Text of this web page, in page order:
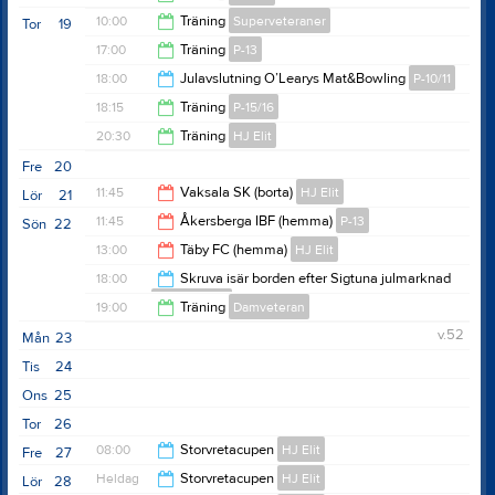
20:00
21:30
19
Tor 10:00 Träning Superveteraner
11:30
17:00 Träning P-13
18:00
18:00 Julavslutning O’Learys Mat&Bowling P-10/11
20:30
18:15 Träning P-15/16
20:30 Träning HJ Elit
22:00
20
Fre
21
Lör 11:45 Vaksala SK (borta) HJ Elit
13:45
22
Sön 11:45 Åkersberga IBF (hemma) P-13
12:45
13:00 Täby FC (hemma) HJ Elit
15:00
18:00
Skruva isär borden efter Sigtuna julmarknad
Herrveteran
19:00 Träning Damveteran
23
Mån
v.52
24
Tis
25
Ons
26
Tor
27
Fre 08:00 Storvretacupen HJ Elit
28
Lör Heldag Storvretacupen HJ Elit